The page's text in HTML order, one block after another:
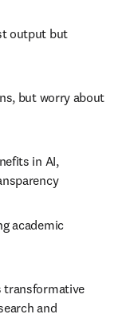
output but
but worry about
in AI,
academic
transformative
and